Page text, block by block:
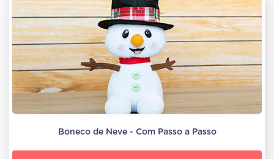
Boneco de Neve - Com Passo a Passo